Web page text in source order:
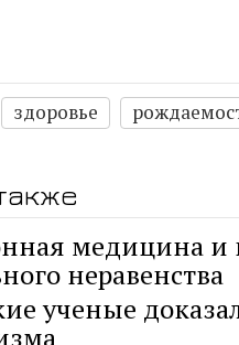
здоровье
медицина
неравенства
ученые